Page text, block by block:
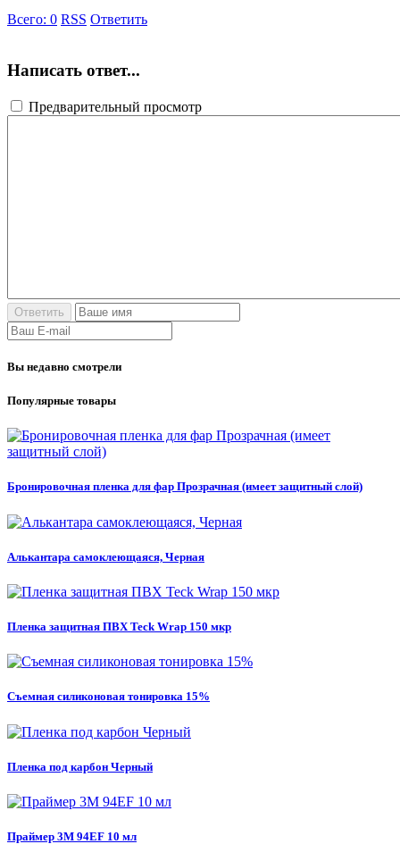
Всего: 0 RSS Ответить
Написать ответ...
Предварительный просмотр
Вы недавно смотрели
Популярные товары
Бронировочная пленка для фар Прозрачная (имеет защитный слой)
Алькантара самоклеющаяся, Черная
Пленка защитная ПВХ Teck Wrap 150 мкр
Съемная силиконовая тонировка 15%
Пленка под карбон Черный
Праймер 3M 94EF 10 мл